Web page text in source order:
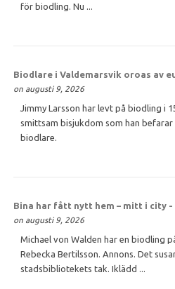
för biodling. Nu ...
Biodlare i Valdemarsvik oroas av
on augusti 9, 2026
Jimmy Larsson har levt på biodling i
smittsam bisjukdom som han befarar
biodlare.
Bina har fått nytt hem – mitt i city -
on augusti 9, 2026
Michael von Walden har en biodling
Rebecka Bertilsson. Annons. Det
stadsbibliotekets tak. Iklädd ...